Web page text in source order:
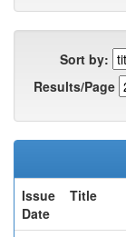
Sort by:
Results/Page
Issue
Date
Title